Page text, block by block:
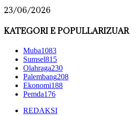
23/06/2026
KATEGORI E POPULLARIZUAR
Muba1083
Sumsel815
Olahraga230
Palembang208
Ekonomi188
Pemda176
REDAKSI